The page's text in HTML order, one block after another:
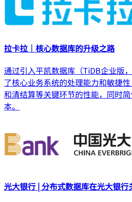
拉卡拉｜核心数据库的升级之路
通过引入平凯数据库（TiDB企业版
了核心业务系统的处理能力和敏捷
和清结算等关键环节的性能，同时
本。
光大银行 | 分布式数据库在光大银